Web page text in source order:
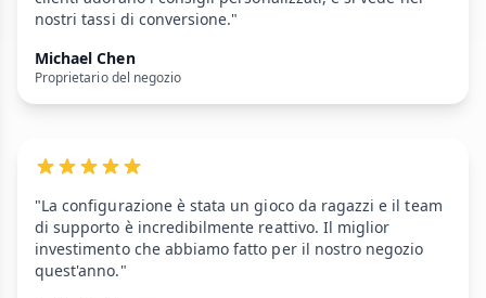
nostri tassi di conversione."
Michael Chen
Proprietario del negozio
"La configurazione è stata un gioco da ragazzi e il team
di supporto è incredibilmente reattivo. Il miglior
investimento che abbiamo fatto per il nostro negozio
quest'anno."